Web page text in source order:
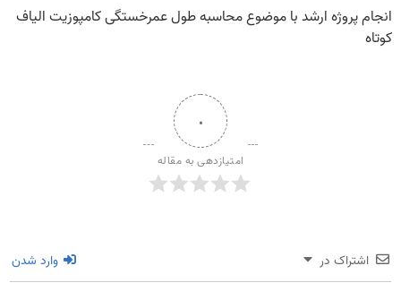
انجام پروژه ارشد با موضوع محاسبه طول عمرخستگی کامپوزیت الیاف
کوتاه
۰
امتیازدهی به مقاله
اشتراک در وارد شدن